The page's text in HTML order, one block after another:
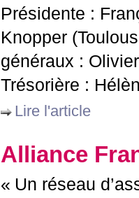
Présidente :
Knopper
généraux :
Trésorière :
Lire l'article
Alliance
« Un réseau